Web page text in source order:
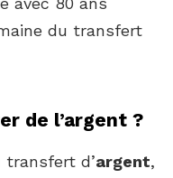
du transfert
de l’argent ?
d’argent,